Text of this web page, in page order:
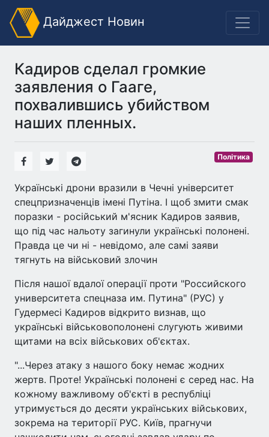
Дайджест Новин
Кадиров сделал громкие
заявления о Гааге,
похвалившись убийством
наших пленных.
Політика
Українські дрони вразили в Чечні університет
спецпризначенців імені Путіна. І щоб змити смак
поразки - російський м'ясник Кадиров заявив,
що під час нальоту загинули українські полонені.
Правда це чи ні - невідомо, але самі заяви
тягнуть на військовий злочин
Після нашої вдалої операції проти "Российского
университета спецназа им. Путина" (РУС) у
Гудермесі Кадиров відкрито визнав, що
українські військовополонені слугують живими
щитами на всіх військових об'єктах.
"...Через атаку з нашого боку немає жодних
жертв. Проте! Українські полонені є серед нас. На
кожному важливому об'єкті в республіці
утримується до десяти українських військових,
зокрема на території РУС. Київ, прагнучи